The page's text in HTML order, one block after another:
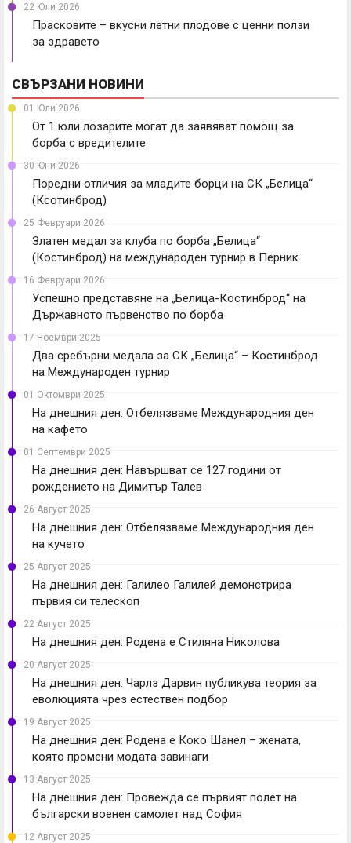
22 Юли 2026
Прасковите – вкусни летни плодове с ценни ползи
за здравето
СВЪРЗАНИ НОВИНИ
01 Юли 2026
От 1 юли лозарите могат да заявяват помощ за
борба с вредителите
30 Юни 2026
Поредни отличия за младите борци на СК „Белица“
(Ксотинброд)
25 Февруари 2026
Златен медал за клуба по борба „Белица“
(Костинброд) на международен турнир в Перник
16 Февруари 2026
Успешно представяне на „Белица-Костинброд“ на
Държавното първенство по борба
17 Ноември 2025
Два сребърни медала за СК „Белица“ – Костинброд
на Международен турнир
01 Октомври 2025
На днешния ден: Отбелязваме Международния ден
на кафето
01 Септември 2025
На днешния ден: Навършват се 127 години от
рождението на Димитър Талев
26 Август 2025
На днешния ден: Отбелязваме Международния ден
на кучето
25 Август 2025
На днешния ден: Галилео Галилей демонстрира
първия си телескоп
22 Август 2025
На днешния ден: Родена е Стиляна Николова
20 Август 2025
На днешния ден: Чарлз Дарвин публикува теория за
еволюцията чрез естествен подбор
19 Август 2025
На днешния ден: Родена е Коко Шанел – жената,
която промени модата завинаги
13 Август 2025
На днешния ден: Провежда се първият полет на
български военен самолет над София
12 Август 2025